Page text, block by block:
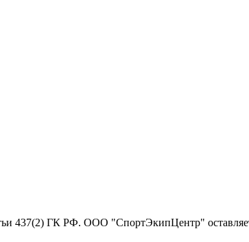
437(2) ГК РФ. ООО "СпортЭкипЦентр"